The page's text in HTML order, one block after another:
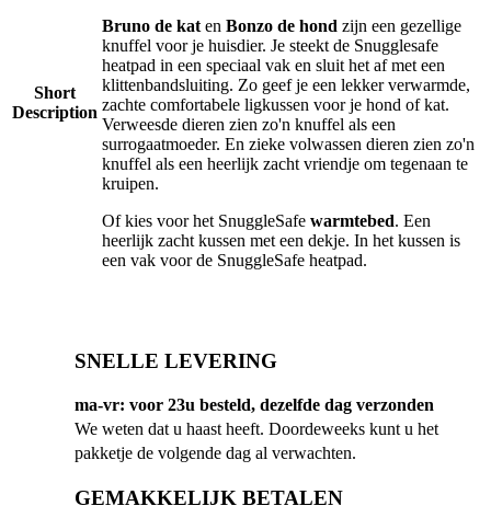
Short
Description
Bruno de kat en Bonzo de hond zijn een gezellige
knuffel voor je huisdier. Je steekt de Snugglesafe
heatpad in een speciaal vak en sluit het af met een
klittenbandsluiting. Zo geef je een lekker verwarmde,
zachte comfortabele ligkussen voor je hond of kat.
Verweesde dieren zien zo'n knuffel als een
surrogaatmoeder. En zieke volwassen dieren zien zo'n
knuffel als een heerlijk zacht vriendje om tegenaan te
kruipen.
Of kies voor het SnuggleSafe warmtebed. Een
heerlijk zacht kussen met een dekje. In het kussen is
een vak voor de SnuggleSafe heatpad.
SNELLE LEVERING
ma-vr: voor 23u besteld, dezelfde dag verzonden
We weten dat u haast heeft. Doordeweeks kunt u het
pakketje de volgende dag al verwachten.
GEMAKKELIJK BETALEN